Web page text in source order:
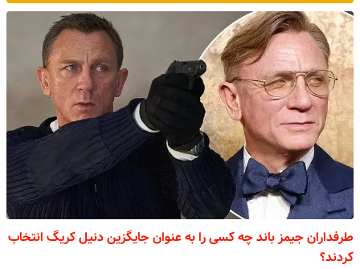
طرفداران جیمز باند چه کسی را به عنوان جایگزین دنیل کریگ انتخاب
کردند؟